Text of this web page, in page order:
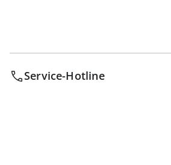
Service-Hotline